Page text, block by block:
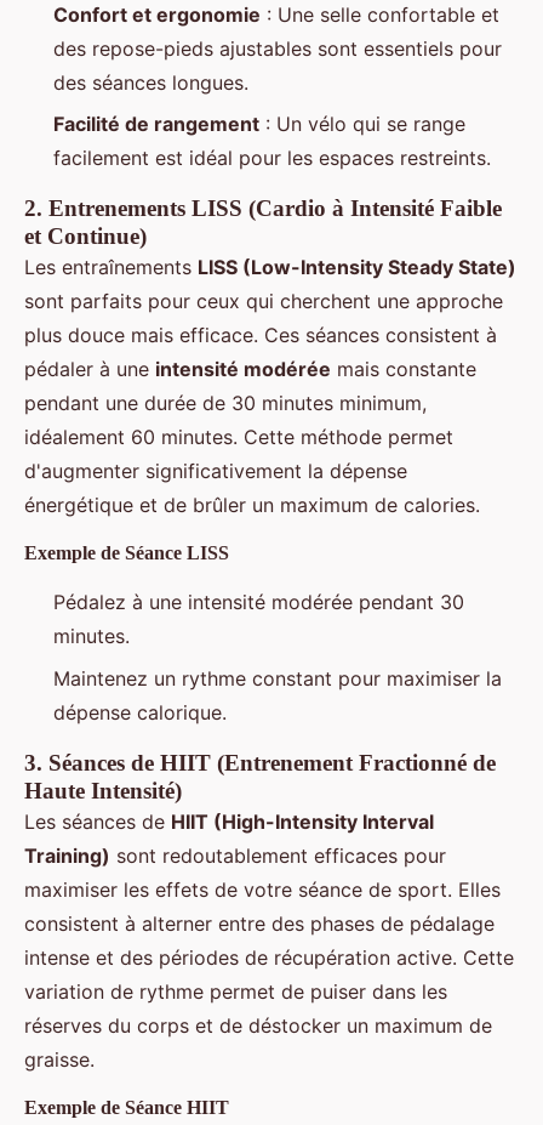
Confort et ergonomie : Une selle confortable et
des repose-pieds ajustables sont essentiels pour
des séances longues.
Facilité de rangement : Un vélo qui se range
facilement est idéal pour les espaces restreints.
2. Entrenements LISS (Cardio à Intensité Faible
et Continue)
Les entraînements LISS (Low-Intensity Steady State)
sont parfaits pour ceux qui cherchent une approche
plus douce mais efficace. Ces séances consistent à
pédaler à une intensité modérée mais constante
pendant une durée de 30 minutes minimum,
idéalement 60 minutes. Cette méthode permet
d'augmenter significativement la dépense
énergétique et de brûler un maximum de calories.
Exemple de Séance LISS
Pédalez à une intensité modérée pendant 30
minutes.
Maintenez un rythme constant pour maximiser la
dépense calorique.
3. Séances de HIIT (Entrenement Fractionné de
Haute Intensité)
Les séances de HIIT (High-Intensity Interval
Training) sont redoutablement efficaces pour
maximiser les effets de votre séance de sport. Elles
consistent à alterner entre des phases de pédalage
intense et des périodes de récupération active. Cette
variation de rythme permet de puiser dans les
réserves du corps et de déstocker un maximum de
graisse.
Exemple de Séance HIIT